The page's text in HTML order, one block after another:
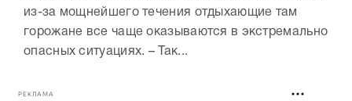
из-за мощнейшего течения отдыхающие там
горожане все чаще оказываются в экстремально
опасных ситуациях. – Так...
РЕКЛАМА